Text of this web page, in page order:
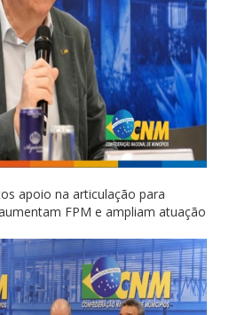
apoio na articulação para
FPM e ampliam atuação